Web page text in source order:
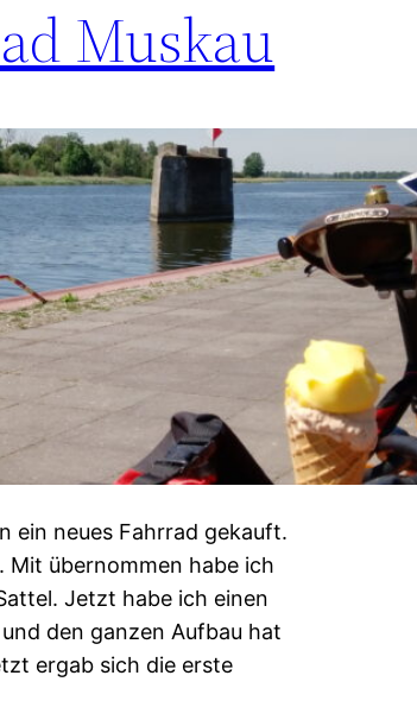
Muskau
ein neues Fahrrad gekauft.
Mit übernommen habe ich
Jetzt habe ich einen
den ganzen Aufbau hat
ergab sich die erste